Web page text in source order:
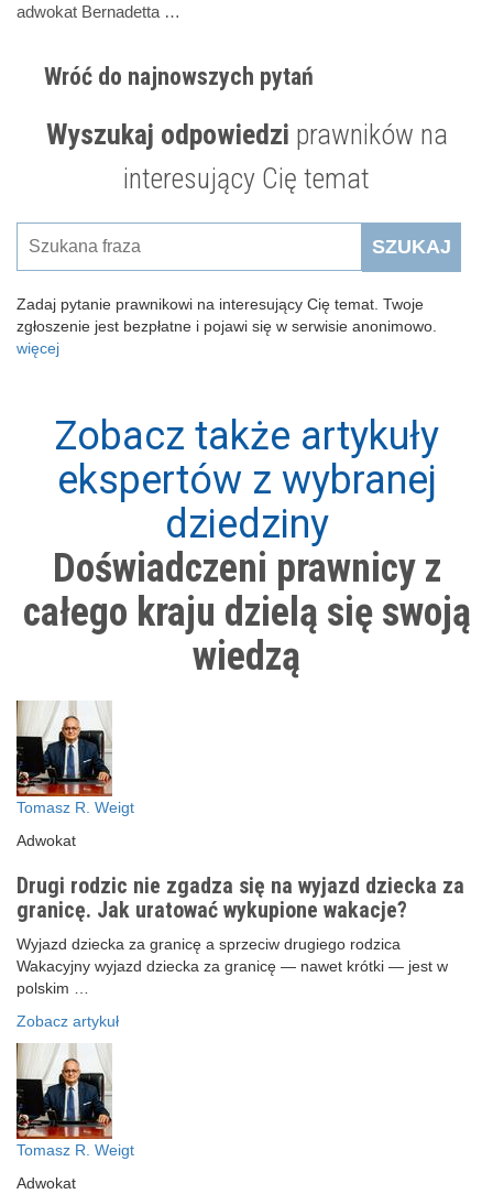
Wyszukaj odpowiedzi prawników na
interesujący Cię temat
SZUKAJ
Zadaj pytanie prawnikowi na interesujący Cię temat. Twoje
zgłoszenie jest bezpłatne i pojawi się w serwisie anonimowo.
więcej
adwokat Bernadetta …
Wróć do najnowszych pytań
Zobacz także artykuły
ekspertów z wybranej
dziedziny
Doświadczeni prawnicy z
całego kraju dzielą się swoją
wiedzą
Tomasz R. Weigt
Adwokat
Drugi rodzic nie zgadza się na wyjazd dziecka za
granicę. Jak uratować wykupione wakacje?
Wyjazd dziecka za granicę a sprzeciw drugiego rodzica
Wakacyjny wyjazd dziecka za granicę — nawet krótki — jest w
polskim …
Zobacz artykuł
Tomasz R. Weigt
Adwokat